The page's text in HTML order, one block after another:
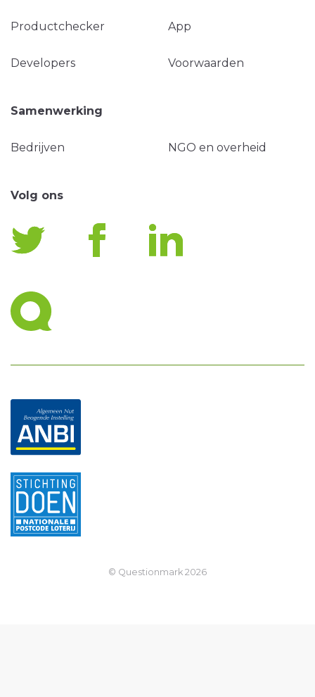
Productchecker App
Developers Voorwaarden
Samenwerking
Bedrijven NGO en overheid
Volg ons
© Questionmark 2026